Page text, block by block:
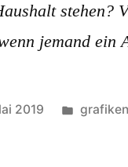
stehen?
jemand ein
2019 grafiken